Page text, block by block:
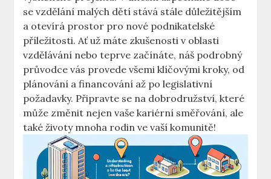
se vzdělání malých dětí stává stále důležitějším
a otevírá prostor pro nové podnikatelské
příležitosti. Ať už máte zkušenosti v oblasti
vzdělávání nebo teprve začínáte, náš podrobný
průvodce vás provede všemi klíčovými kroky, od
plánování a financování až po legislativní
požadavky. Připravte se na dobrodružství, které
může změnit nejen vaše kariérní směřování, ale
také životy mnoha rodin ve vaší komunitě!